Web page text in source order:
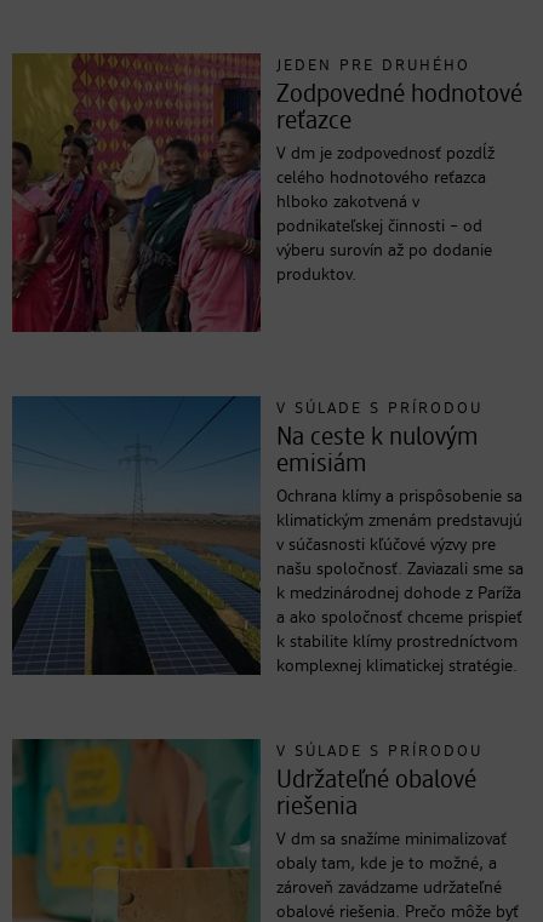
JEDEN PRE DRUHÉHO
Zodpovedné hodnotové
reťazce
V dm je zodpovednosť pozdĺž
celého hodnotového reťazca
hlboko zakotvená v
podnikateľskej činnosti – od
výberu surovín až po dodanie
produktov.
V SÚLADE S PRÍRODOU
Na ceste k nulovým
emisiám
Ochrana klímy a prispôsobenie sa
klimatickým zmenám predstavujú
v súčasnosti kľúčové výzvy pre
našu spoločnosť. Zaviazali sme sa
k medzinárodnej dohode z Paríža
a ako spoločnosť chceme prispieť
k stabilite klímy prostredníctvom
komplexnej klimatickej stratégie.
V SÚLADE S PRÍRODOU
Udržateľné obalové
riešenia
V dm sa snažíme minimalizovať
obaly tam, kde je to možné, a
zároveň zavádzame udržateľné
obalové riešenia. Prečo môže byť